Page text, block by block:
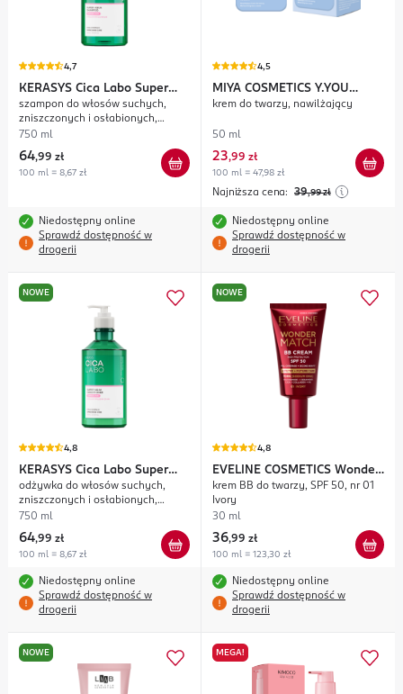
4,7
KERASYS Cica Labo Super
Aqua
szampon do włosów suchych,
zniszczonych i osłabionych,
nawilżająco-odżywczy
750 ml
64,99 zł
100 ml = 8,67 zł
Niedostępny online
Sprawdź dostępność w
drogerii
4,5
MIYA COSMETICS Y.YOU
face.it
krem do twarzy, nawilżający
50 ml
23,99 zł
100 ml = 47,98 zł
Najniższa cena: 39,99 zł
Niedostępny online
Sprawdź dostępność w
drogerii
NOWE
4,8
KERASYS Cica Labo Super
Aqua
odżywka do włosów suchych,
zniszczonych i osłabionych,
intensywnie nawilżająca
750 ml
64,99 zł
100 ml = 8,67 zł
Niedostępny online
Sprawdź dostępność w
drogerii
NOWE
4,8
EVELINE COSMETICS Wonder
Match
krem BB do twarzy, SPF 50, nr 01
Ivory
30 ml
36,99 zł
100 ml = 123,30 zł
Niedostępny online
Sprawdź dostępność w
drogerii
NOWE MEGA!